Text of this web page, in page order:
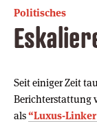
Politisches
Seit einiger Zeit
Berichterstattung
als“Luxus-